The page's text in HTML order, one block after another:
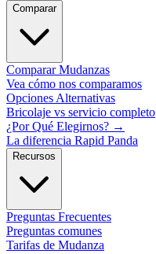
Comparar
Comparar Mudanzas
Vea cómo nos comparamos
Opciones Alternativas
Bricolaje vs servicio completo
¿Por Qué Elegirnos? →
La diferencia Rapid Panda
Recursos
Preguntas Frecuentes
Preguntas comunes
Tarifas de Mudanza